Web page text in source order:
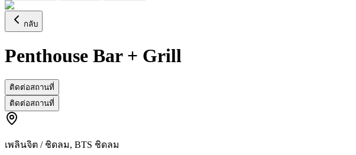
กลับ
Penthouse Bar + Grill
ติดต่อสถานที่
ติดต่อสถานที่
เพลินจิต / ชิดลม, BTS ชิดลม